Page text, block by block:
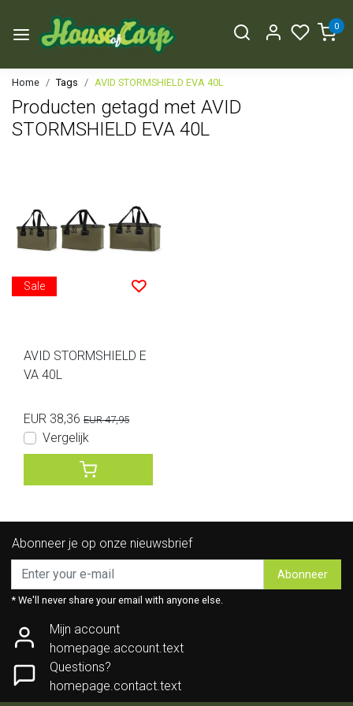
0
Home Tags AVID STORMSHIELD EVA 40L
Producten getagd met AVID
STORMSHIELD EVA 40L
Sale
AVID STORMSHIELD E
VA 40L
EUR 38,36 EUR 47,95
Vergelijk
Abonneer je op onze nieuwsbrief
Abonneer
* We'll never share your email with anyone else.
Mijn account
homepage.account.text
Questions?
homepage.contact.text